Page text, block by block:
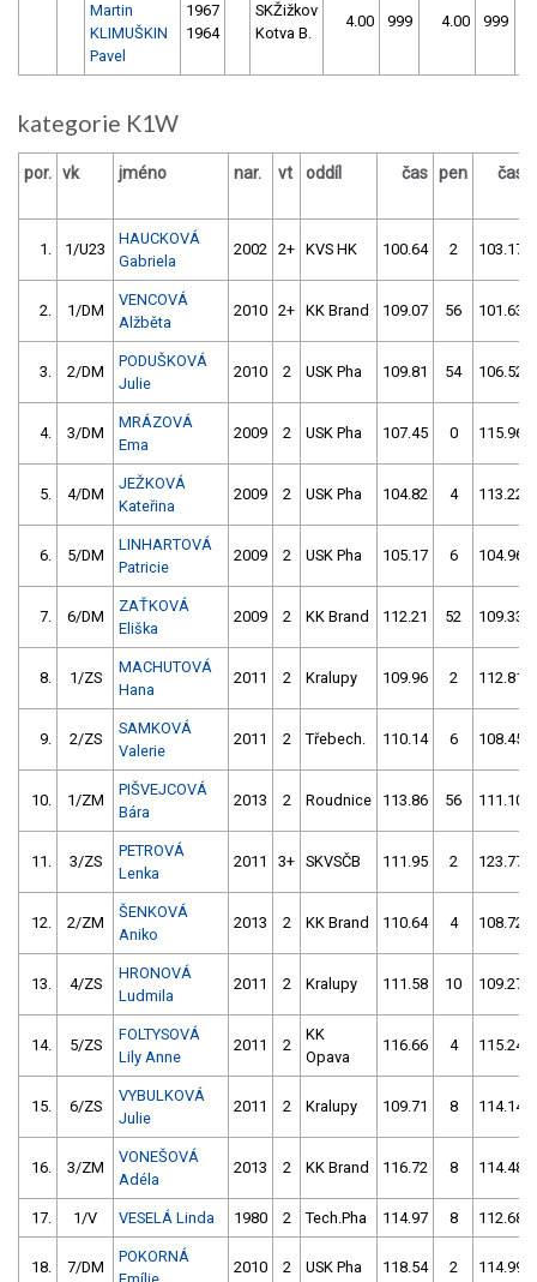
Martin
KLIMUŠKIN
Pavel
1967
1964
SKŽižkov
Kotva B.
4.00 999 4.00 999
kategorie K1W
por. vk jméno nar. vt oddíl čas pen čas
1. 1/U23
HAUCKOVÁ
Gabriela
2002 2+ KVS HK 100.64 2 103.17
2. 1/DM
VENCOVÁ
Alžběta
2010 2+ KK Brand 109.07 56 101.63
3. 2/DM
PODUŠKOVÁ
Julie
2010 2 USK Pha 109.81 54 106.52
4. 3/DM
MRÁZOVÁ
Ema
2009 2 USK Pha 107.45 0 115.96
5. 4/DM
JEŽKOVÁ
Kateřina
2009 2 USK Pha 104.82 4 113.22
6. 5/DM
LINHARTOVÁ
Patricie
2009 2 USK Pha 105.17 6 104.96
7. 6/DM
ZAŤKOVÁ
Eliška
2009 2 KK Brand 112.21 52 109.33
8. 1/ZS
MACHUTOVÁ
Hana
2011 2 Kralupy 109.96 2 112.81
9. 2/ZS
SAMKOVÁ
Valerie
2011 2 Třebech. 110.14 6 108.45
10. 1/ZM
PIŠVEJCOVÁ
Bára
2013 2 Roudnice 113.86 56 111.10
11. 3/ZS
PETROVÁ
Lenka
2011 3+ SKVSČB 111.95 2 123.77
12. 2/ZM
ŠENKOVÁ
Aniko
2013 2 KK Brand 110.64 4 108.72
13. 4/ZS
HRONOVÁ
Ludmila
2011 2 Kralupy 111.58 10 109.27
14. 5/ZS
FOLTYSOVÁ
Lily Anne
2011 2
KK
Opava
116.66 4 115.24
15. 6/ZS
VYBULKOVÁ
Julie
2011 2 Kralupy 109.71 8 114.14
16. 3/ZM
VONEŠOVÁ
Adéla
2013 2 KK Brand 116.72 8 114.48
17. 1/V VESELÁ Linda 1980 2 Tech.Pha 114.97 8 112.68
18. 7/DM
POKORNÁ
2010 2 USK Pha 118.54 2 114.99